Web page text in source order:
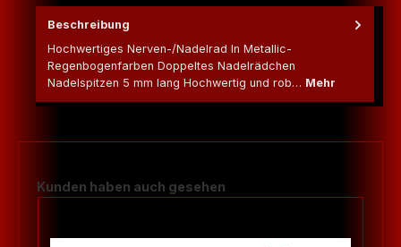
Beschreibung
Hochwertiges Nerven-/Nadelrad In Metallic-
Regenbogenfarben Doppeltes Nadelrädchen
Nadelspitzen 5 mm lang Hochwertig und rob… Mehr
Produktgalerie überspringen
Kunden haben auch gesehen